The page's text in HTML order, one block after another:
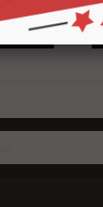
3.100,00 TL